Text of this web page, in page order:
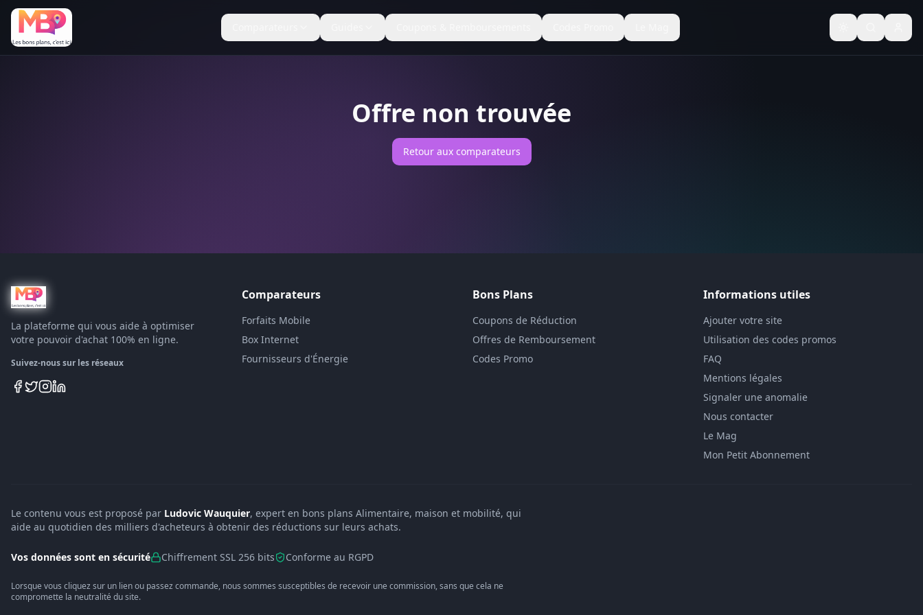
Basculer le
Offre non trouvée
Retour aux comparateurs
La plateforme qui vous aide à optimiser
votre pouvoir d'achat 100% en ligne.
Suivez-nous sur les réseaux
Comparateurs
Forfaits Mobile
Box Internet
Fournisseurs d'Énergie
Bons Plans
Coupons de Réduction
Offres de Remboursement
Codes Promo
Informations utiles
Ajouter votre site
Utilisation des codes promos
FAQ
Mentions légales
Signaler une anomalie
Nous contacter
Le Mag
Mon Petit Abonnement
Le contenu vous est proposé par Ludovic Wauquier, expert en bons plans Alimentaire, maison et mobilité, qui
aide au quotidien des milliers d'acheteurs à obtenir des réductions sur leurs achats.
Vos données sont en sécurité Chiffrement SSL 256 bits Conforme au RGPD
Lorsque vous cliquez sur un lien ou passez commande, nous sommes susceptibles de recevoir une commission, sans que cela ne
compromette la neutralité du site.